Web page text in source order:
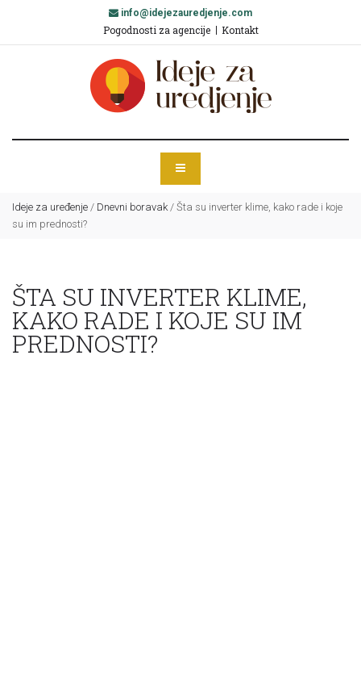
info@idejezauredjenje.com
Pogodnosti za agencije Kontakt
Ideje za uređenje / Dnevni boravak/ Šta su inverter klime, kako rade i koje
su im prednosti?
ŠTA SU INVERTER KLIME,
KAKO RADE I KOJE SU IM
PREDNOSTI?